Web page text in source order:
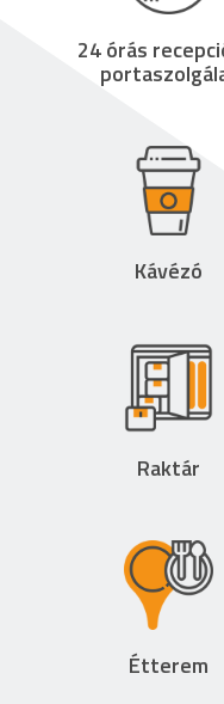
24 órás
Kávézó
Raktár
Étterem